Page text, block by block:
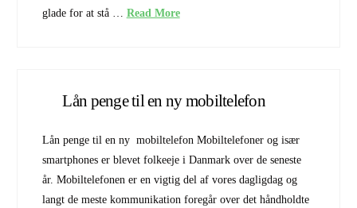
glade for at stå … Read More
Lån penge til en ny mobiltelefon
Lån penge til en ny mobiltelefon Mobiltelefoner og især
smartphones er blevet folkeeje i Danmark over de seneste
år. Mobiltelefonen er en vigtig del af vores dagligdag og
langt de meste kommunikation foregår over det håndholdte